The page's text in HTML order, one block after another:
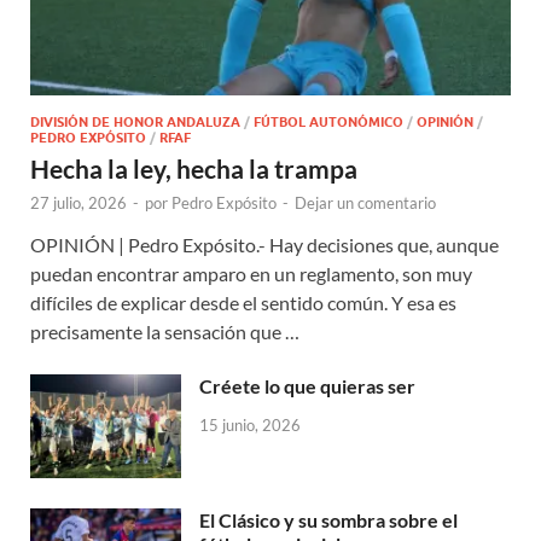
DIVISIÓN DE HONOR ANDALUZA / FÚTBOL AUTONÓMICO / OPINIÓN /
PEDRO EXPÓSITO / RFAF
Hecha la ley, hecha la trampa
27 julio, 2026 - por Pedro Expósito - Dejar un comentario
OPINIÓN | Pedro Expósito.- Hay decisiones que, aunque
puedan encontrar amparo en un reglamento, son muy
difíciles de explicar desde el sentido común. Y esa es
precisamente la sensación que …
Créete lo que quieras ser
15 junio, 2026
El Clásico y su sombra sobre el